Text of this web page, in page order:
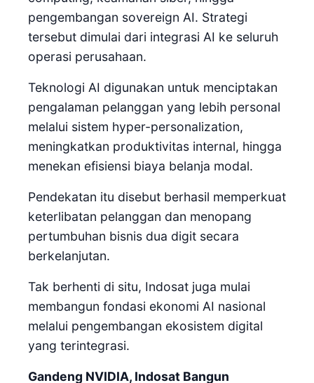
pengembangan sovereign AI. Strategi
tersebut dimulai dari integrasi AI ke seluruh
operasi perusahaan.
Teknologi AI digunakan untuk menciptakan
pengalaman pelanggan yang lebih personal
melalui sistem hyper-personalization,
meningkatkan produktivitas internal, hingga
menekan efisiensi biaya belanja modal.
Pendekatan itu disebut berhasil memperkuat
keterlibatan pelanggan dan menopang
pertumbuhan bisnis dua digit secara
berkelanjutan.
Tak berhenti di situ, Indosat juga mulai
membangun fondasi ekonomi AI nasional
melalui pengembangan ekosistem digital
yang terintegrasi.
Gandeng NVIDIA, Indosat Bangun